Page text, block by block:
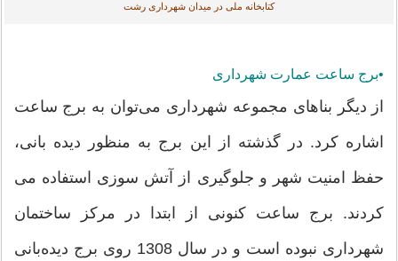
کتابخانه ملی در میدان شهرداری رشت
•برج ساعت عمارت شهرداری
از دیگر بناهای مجموعه شهرداری می‌توان به برج ساعت
اشاره کرد. در گذشته از این برج به منظور دیده بانی،
حفظ امنیت شهر و جلوگیری از آتش سوزی استفاده می
کردند. برج ساعت کنونی از ابتدا در مرکز ساختمان
شهرداری نبوده است و در سال 1308 روی برج دیده‌بانی